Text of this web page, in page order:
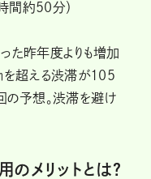
間約50分）
た昨年度よりも増加
を超える渋滞が105
の予想。渋滞を避け
メリットとは？